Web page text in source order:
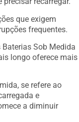
que exigem
frequentes.
Sob Medida
longo oferece mais
se refere ao
e
a diminuir